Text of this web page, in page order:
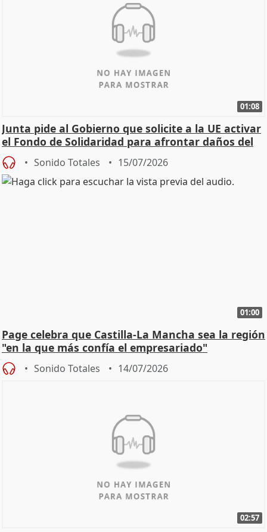
01:08
Junta pide al Gobierno que solicite a la UE activar
el Fondo de Solidaridad para afrontar daños del
Sonido Totales 15/07/2026
01:00
Page celebra que Castilla-La Mancha sea la región
"en la que más confía el empresariado"
Sonido Totales 14/07/2026
02:57